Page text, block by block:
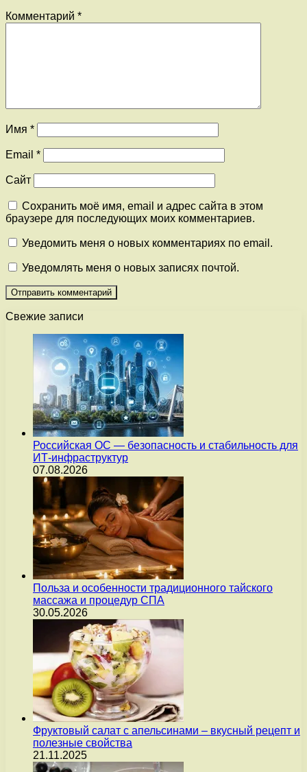
Комментарий *
Имя *
Email *
Сайт
Сохранить моё имя, email и адрес сайта в этом
браузере для последующих моих комментариев.
Уведомить меня о новых комментариях по email.
Уведомлять меня о новых записях почтой.
Свежие записи
Российская ОС — безопасность и стабильность для
ИТ-инфраструктур
07.08.2026
Польза и особенности традиционного тайского
массажа и процедур СПА
30.05.2026
Фруктовый салат с апельсинами – вкусный рецепт и
полезные свойства
21.11.2025